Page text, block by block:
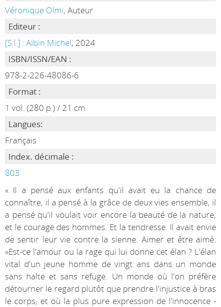
Véronique Olmi, Auteur
Editeur :
[S.l.] : Albin Michel, 2024
ISBN/ISSN/EAN :
978-2-226-48086-6
Format :
1 vol. (280 p.) / 21 cm
Langues:
Français
Index. décimale :
803
« Il a pensé aux enfants qu'il avait eu la chance de
connaître, il a pensé à la grâce de deux vies ensemble, il
a pensé qu'il voulait voir encore la beauté de la nature,
et le courage des hommes. Et la tendresse. Il avait envie
de sentir leur vie contre la sienne. Aimer et être aimé.
»Est-ce l'amour ou la rage qui lui donne cet élan ? L'élan
vital d'un jeune homme de vingt ans dans un monde
sans halte et sans refuge. Un monde où l'on préfère
détourner le regard plutôt que prendre l'injustice à bras
le corps, et où la plus pure expression de l'innocence -